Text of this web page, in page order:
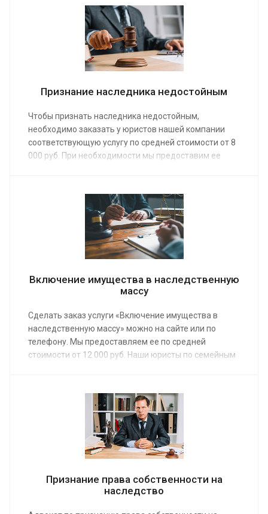
для оформления наследства или определения
Признание наследника недостойным
Чтобы признать наследника недостойным,
необходимо заказать у юристов нашей компании
соответствующую услугу по средней стоимости от 8
000 руб. При необходимости мы предоставим ее
Включение имущества в наследственную
массу
Сделать заказ услуги «Включение имущества в
наследственную массу» можно на сайте или по
телефону. Мы предоставляем ее по средней
стоимости от 12 000 руб. Наши юристы по семейным
Признание права собственности на
наследство